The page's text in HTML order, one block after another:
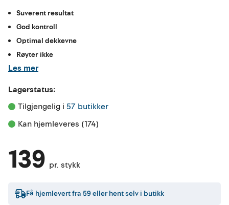
Suverent resultat
God kontroll
Optimal dekkevne
Røyter ikke
Les mer
Lagerstatus:
Tilgjengelig i 57 butikker
Kan hjemleveres (174)
139 pr. stykk
Få hjemlevert fra 59eller hent selv i butikk